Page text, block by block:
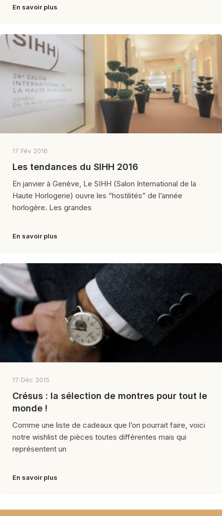
En savoir plus
17 Fév 2016
Les tendances du SIHH 2016
En janvier à Genève, Le SIHH (Salon International de la
Haute Horlogerie) ouvre les “hostilités” de l’année
horlogère. Les grandes
En savoir plus
17 Déc 2015
Crésus : la sélection de montres pour tout le
monde !
Comme une liste de cadeaux que l’on pourrait faire, voici
notre wishlist de pièces toutes différentes mais qui
représentent un
En savoir plus